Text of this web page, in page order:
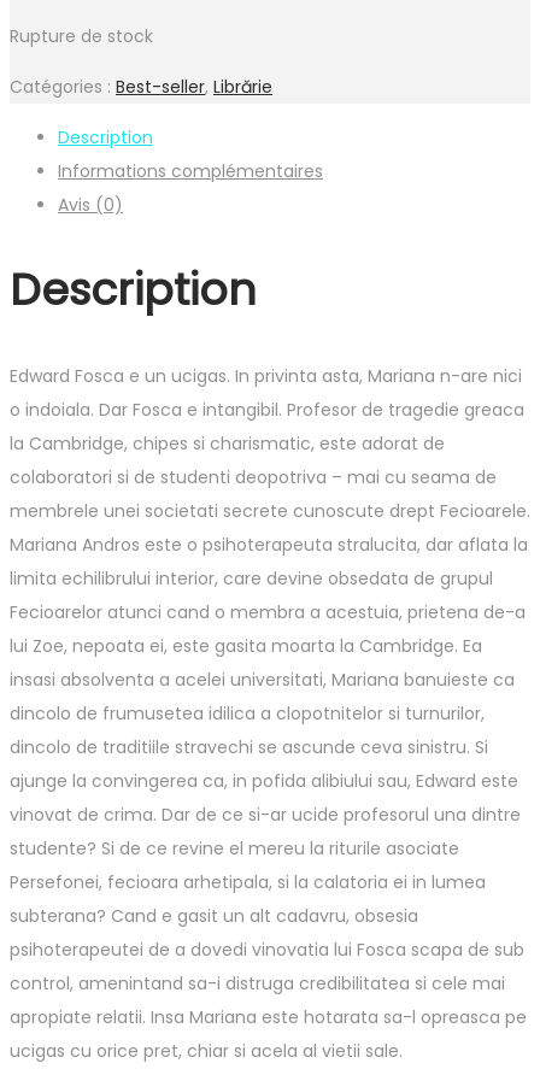
Rupture de stock
Catégories : Best-seller, Librărie
Description
Informations complémentaires
Avis (0)
Description
Edward Fosca e un ucigas. In privinta asta, Mariana n-are nici
o indoiala. Dar Fosca e intangibil. Profesor de tragedie greaca
la Cambridge, chipes si charismatic, este adorat de
colaboratori si de studenti deopotriva – mai cu seama de
membrele unei societati secrete cunoscute drept Fecioarele.
Mariana Andros este o psihoterapeuta stralucita, dar aflata la
limita echilibrului interior, care devine obsedata de grupul
Fecioarelor atunci cand o membra a acestuia, prietena de-a
lui Zoe, nepoata ei, este gasita moarta la Cambridge. Ea
insasi absolventa a acelei universitati, Mariana banuieste ca
dincolo de frumusetea idilica a clopotnitelor si turnurilor,
dincolo de traditiile stravechi se ascunde ceva sinistru. Si
ajunge la convingerea ca, in pofida alibiului sau, Edward este
vinovat de crima. Dar de ce si-ar ucide profesorul una dintre
studente? Si de ce revine el mereu la riturile asociate
Persefonei, fecioara arhetipala, si la calatoria ei in lumea
subterana? Cand e gasit un alt cadavru, obsesia
psihoterapeutei de a dovedi vinovatia lui Fosca scapa de sub
control, amenintand sa-i distruga credibilitatea si cele mai
apropiate relatii. Insa Mariana este hotarata sa-l opreasca pe
ucigas cu orice pret, chiar si acela al vietii sale.